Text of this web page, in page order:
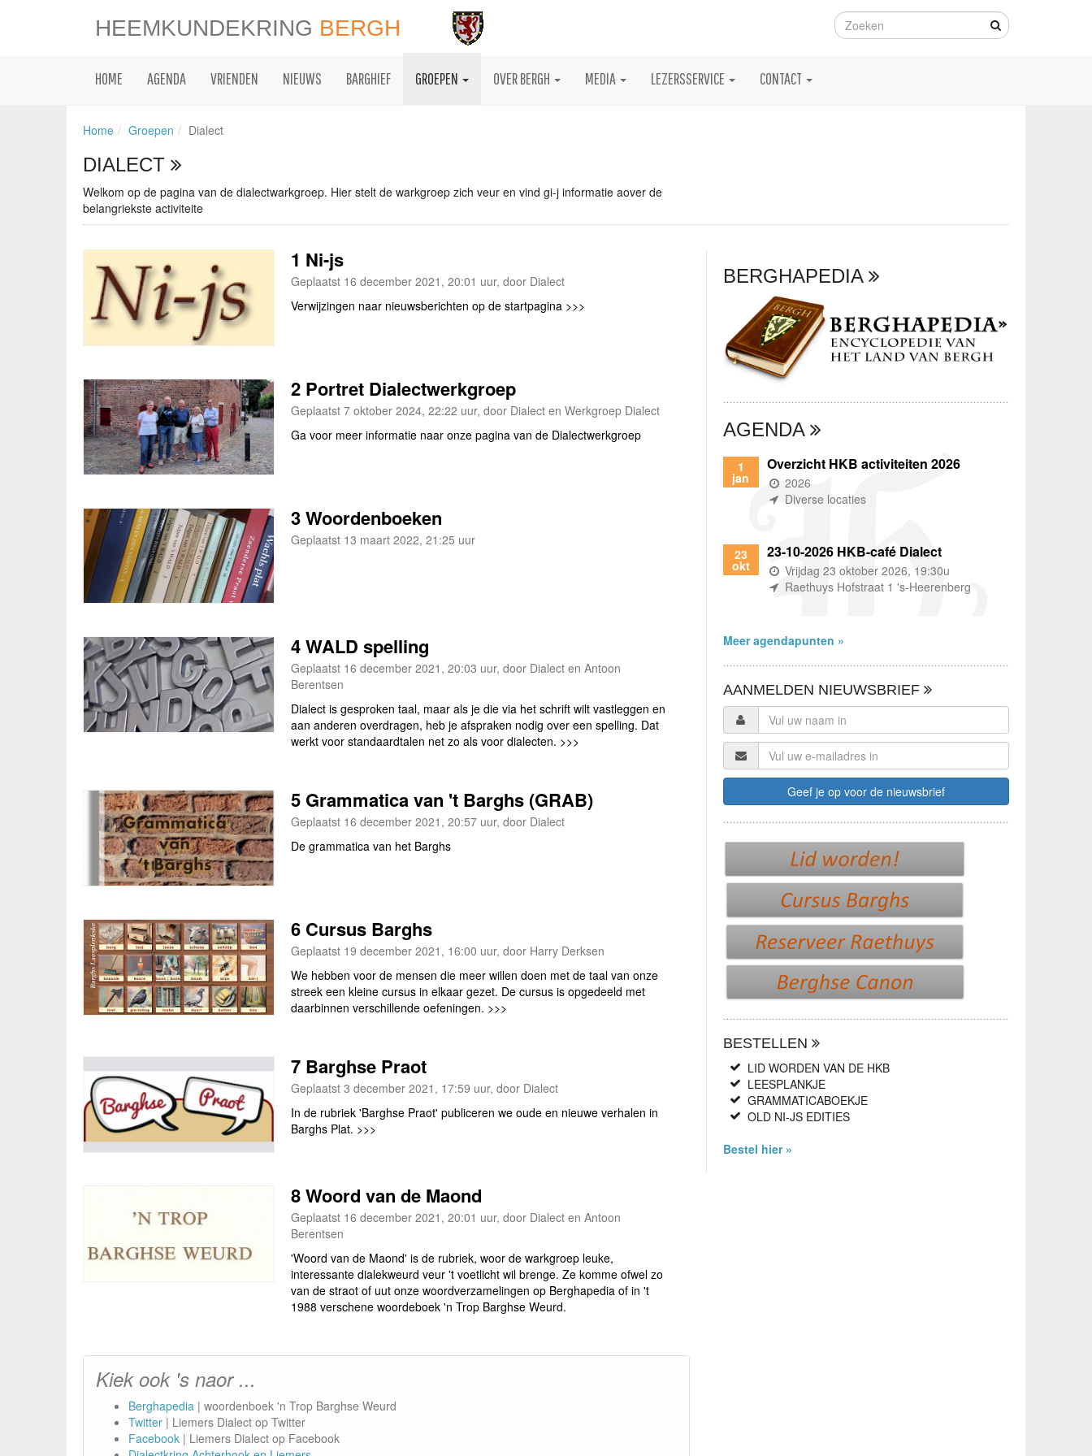
HEEMKUNDEKRING BERGH
HOME AGENDA VRIENDEN NIEUWS BARGHIEF GROEPEN OVER BERGH MEDIA LEZERSSERVICE CONTACT
Home Groepen Dialect
DIALECT
Welkom op de pagina van de dialectwarkgroep. Hier stelt de warkgroep zich veur en vind gi-j informatie aover de
belangriekste activiteite
1 Ni-js
Geplaatst 16 december 2021, 20:01 uur, door Dialect
Verwijzingen naar nieuwsberichten op de startpagina >>>
2 Portret Dialectwerkgroep
Geplaatst 7 oktober 2024, 22:22 uur, door Dialect en Werkgroep Dialect
Ga voor meer informatie naar onze pagina van de Dialectwerkgroep
3 Woordenboeken
Geplaatst 13 maart 2022, 21:25 uur
4 WALD spelling
Geplaatst 16 december 2021, 20:03 uur, door Dialect en Antoon
Berentsen
Dialect is gesproken taal, maar als je die via het schrift wilt vastleggen en
aan anderen overdragen, heb je afspraken nodig over een spelling. Dat
werkt voor standaardtalen net zo als voor dialecten. >>>
5 Grammatica van 't Barghs (GRAB)
Geplaatst 16 december 2021, 20:57 uur, door Dialect
De grammatica van het Barghs
6 Cursus Barghs
Geplaatst 19 december 2021, 16:00 uur, door Harry Derksen
We hebben voor de mensen die meer willen doen met de taal van onze
streek een kleine cursus in elkaar gezet. De cursus is opgedeeld met
daarbinnen verschillende oefeningen. >>>
7 Barghse Praot
Geplaatst 3 december 2021, 17:59 uur, door Dialect
In de rubriek 'Barghse Praot' publiceren we oude en nieuwe verhalen in
Barghs Plat. >>>
8 Woord van de Maond
Geplaatst 16 december 2021, 20:01 uur, door Dialect en Antoon
Berentsen
'Woord van de Maond' is de rubriek, woor de warkgroep leuke,
interessante dialekweurd veur 't voetlicht wil brenge. Ze komme ofwel zo
van de straot of uut onze woordverzamelingen op Berghapedia of in 't
1988 verschene woordeboek 'n Trop Barghse Weurd.
Kiek ook 's naor ...
Berghapedia | woordenboek 'n Trop Barghse Weurd
Twitter | Liemers Dialect op Twitter
Facebook | Liemers Dialect op Facebook
BERGHAPEDIA
AGENDA
1
jan
Overzicht HKB activiteiten 2026
(wanneer)
2026
(waar)
Diverse locaties
23
okt
23-10-2026 HKB-café Dialect
(wanneer)
Vrijdag 23 oktober 2026, 19:30u
(waar)
Raethuys Hofstraat 1 's-Heerenberg
Meer agendapunten »
AANMELDEN NIEUWSBRIEF
BESTELLEN
LID WORDEN VAN DE HKB
LEESPLANKJE
GRAMMATICABOEKJE
OLD NI-JS EDITIES
Bestel hier »